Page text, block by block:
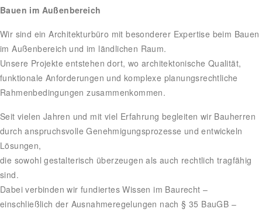
Bauen im Außenbereich
Wir sind ein Architekturbüro mit besonderer Expertise beim Bauen
im Außenbereich und im ländlichen Raum.
Unsere Projekte entstehen dort, wo architektonische Qualität,
funktionale Anforderungen und komplexe planungsrechtliche
Rahmenbedingungen zusammenkommen.
Seit vielen Jahren und mit viel Erfahrung begleiten wir Bauherren
durch anspruchsvolle Genehmigungsprozesse und entwickeln
Lösungen,
die sowohl gestalterisch überzeugen als auch rechtlich tragfähig
sind.
Dabei verbinden wir fundiertes Wissen im Baurecht –
einschließlich der Ausnahmeregelungen nach § 35 BauGB –